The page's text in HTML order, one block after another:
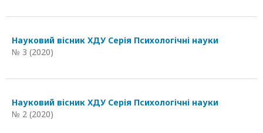
Науковий вісник ХДУ Серія Психологічні науки
№ 3 (2020)
Науковий вісник ХДУ Серія Психологічні науки
№ 2 (2020)